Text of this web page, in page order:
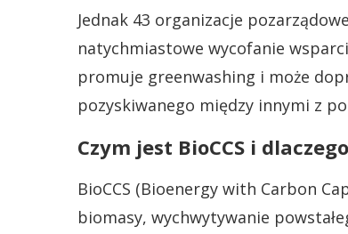
Jednak 43 organizacje
natychmiastowe wycofanie
promuje greenwashing i może
pozyskiwanego między innymi z
Czym jest BioCCS i
BioCCS (Bioenergy with Carbon
biomasy, wychwytywanie